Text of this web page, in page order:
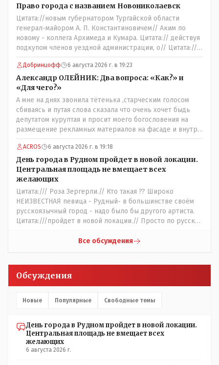
своего кармана, а с халявных, партийных денег.- думаю
сильно не торговалась бы.
Право города с названием Новониколаевск
Цитата://новым губернатором Тургайской области
генерал-майором А. П. Константиновичем// Аким по
новому - коллега Архимеда и Кумара. Цитата:// действуя
подкупом членов уездной администрации, о// Цитата://
Последовала спекуляция земельными участками,//
Интересно: - тогда был антикорруционный комитет ???
Цитата:/// киргизское население // Казахи. Цитата://
Административный персонал в 1885 году состоял из
уездного начальника, старшего и младшего помощников
и двух письмоводителей, в уездном управлении
выделились отделы полиции, суда и городской управы.
Имелись уездный и ветеринарный врачи, повивальная
бабка, фельдшер, открылась аптека.// Областной
акимат - по нынешнему. Цитата:///В честь основателя
города Константиновича в Костанае не назвали улицу и
не установили памятник.// vofkakst: Где ономасты,
которые топят за возвращение исторических названий?
Какие проблемы, почему кто то должен делать что то за
вас- - выдвинете идею, создайте инициативную группу,
напишите ходатайство в гор.маслихат и без истерик -
вперёд. Под лежачий камень- вода не потечёт. Насчёт
ономастов: - нужны русскоязычные ономасты - я думаю
Добринцофф 6 августа 2026 г. в 19:23
Александр ОЛЕЙНИК: Два вопроса: «Как?» и
«Для чего?»
А мне на днях звонила тётенька ,старческим голосом
сбиваясь и путая слова сказала что очень хочет быдь
депутатом курултая и просит моего богословения на
размещение рекламных материалов на фасаде и внутри
магазина,на что я ей честно сказал,что от вас даромедов
пользы для людей нет никакой,а потому использовать
мой магазин как платформу для раздачи пустых
обещаний я не позволю,на это разговор и закончился.
ACROS 6 августа 2026 г. в 19:18
День города в Рудном пройдет в новой локации.
Центральная площадь не вмещает всех
желающих
Цитата:/// Роза Зергерли.// Кто такая ?? Широко
НЕИЗВЕСТНАЯ певица - Рудный- в большинстве своём
русскоязычный город - надо было бы другого артиста.
Цитата:///пройдет в новой локации.// Просто по русски
Все обсуждения
Обсуждения
Новые Популярные Свободные темы
День города в Рудном пройдет в новой локации.
Центральная площадь не вмещает всех
желающих
6 августа 2026 г.